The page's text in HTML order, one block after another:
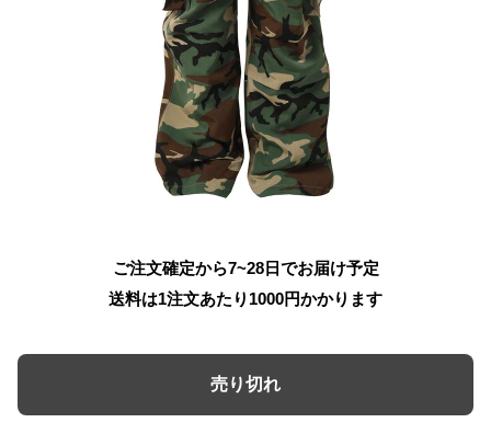
ご注文確定から7~28日でお届け予定
送料は1注文あたり 1000円かかります
売り切れ